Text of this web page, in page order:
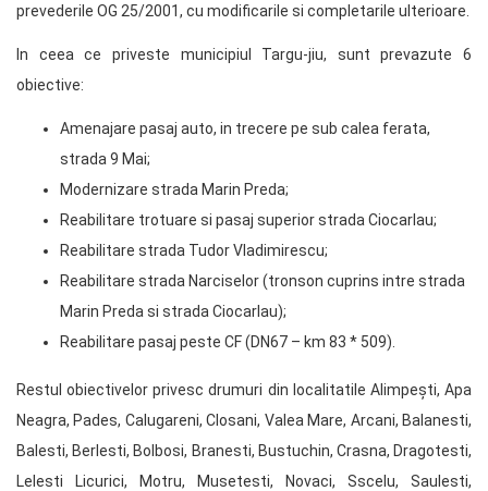
prevederile OG 25/2001, cu modificarile si completarile ulterioare.
In ceea ce priveste municipiul Targu-jiu, sunt prevazute 6
obiective:
Amenajare pasaj auto, in trecere pe sub calea ferata,
strada 9 Mai;
Modernizare strada Marin Preda;
Reabilitare trotuare si pasaj superior strada Ciocarlau;
Reabilitare strada Tudor Vladimirescu;
Reabilitare strada Narciselor (tronson cuprins intre strada
Marin Preda si strada Ciocarlau);
Reabilitare pasaj peste CF (DN67 – km 83 * 509).
Restul obiectivelor privesc drumuri din localitatile Alimpești, Apa
Neagra, Pades, Calugareni, Closani, Valea Mare, Arcani, Balanesti,
Balesti, Berlesti, Bolbosi, Branesti, Bustuchin, Crasna, Dragotesti,
Lelesti Licurici, Motru, Musetesti, Novaci, Sscelu, Saulesti,